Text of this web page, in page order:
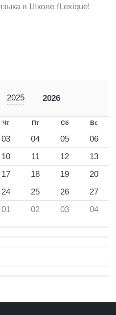
2025 2026
Чт Пт Сб Вс
03 04 05
06
10 11 12
13
17 18 19
20
24 25 26
27
01 02 03 04
в Школе fLexique!